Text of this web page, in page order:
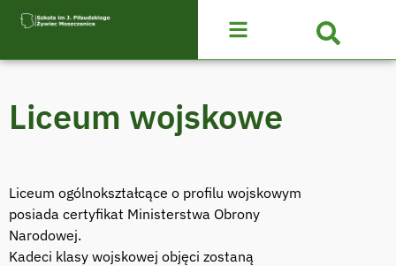
Liceum wojskowe
Liceum ogólnokształcące o profilu wojskowym
posiada certyfikat Ministerstwa Obrony
Narodowej.
Kadeci klasy wojskowej objęci zostaną